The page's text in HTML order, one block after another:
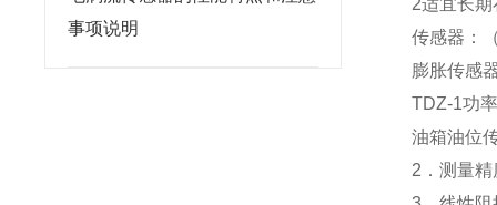
事项说明
2适宜长
传感器：
膨胀传感
TDZ-1功
油箱油位
2．测量